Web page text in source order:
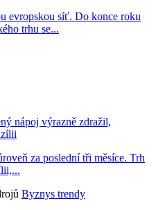
evropskou síť. Do konce roku
trhu se...
nápoj výrazně zdražil,
za poslední tři měsíce. Trh
Byznys trendy